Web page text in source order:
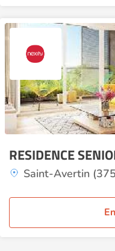
RESIDENCE
Saint-Avertin